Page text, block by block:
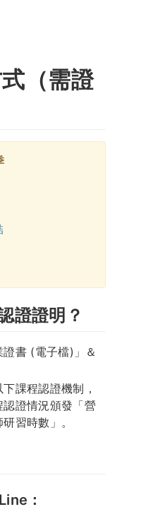
（需證
證證明？
書 (電子檔)」＆
課程認證機制，
證情況頒發「營
習時數」。
：